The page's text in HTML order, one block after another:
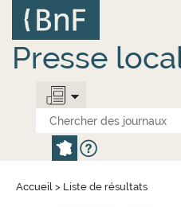
contenu
principal
Presse
Accueil > Liste de résultats
Panneau de gestion des cookies